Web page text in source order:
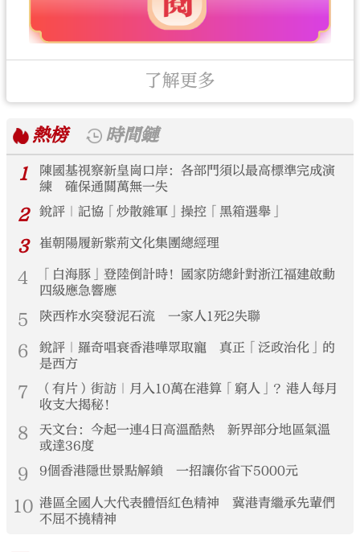
了解更多
熱榜
時間鏈
1
陳國基視察新皇崗口岸：各部門須以最高標準完成演
練 確保通關萬無一失
2 銳評｜記協「炒散雜軍」操控「黑箱選舉」
3 崔朝陽履新紫荊文化集團總經理
4
「白海豚」登陸倒計時！國家防總針對浙江福建啟動
四級應急響應
5 陝西柞水突發泥石流 一家人1死2失聯
6
銳評｜羅奇唱衰香港嘩眾取寵 真正「泛政治化」的
是西方
7
（有片）街訪｜月入10萬在港算「窮人」？港人每月
收支大揭秘！
8
天文台：今起一連4日高溫酷熱 新界部分地區氣溫
或達36度
9 9個香港隱世景點解鎖 一招讓你省下5000元
10 港區全國人大代表體悟紅色精神 冀港青繼承先輩們
不屈不撓精神